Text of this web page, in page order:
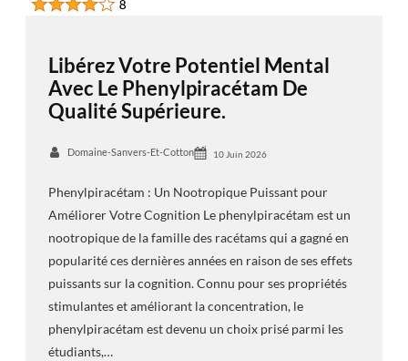
Libérez Votre Potentiel Mental
Avec Le Phenylpiracétam De
Qualité Supérieure.
Domaine-Sanvers-Et-Cotton 10 Juin 2026
Phenylpiracétam : Un Nootropique Puissant pour
Améliorer Votre Cognition Le phenylpiracétam est un
nootropique de la famille des racétams qui a gagné en
popularité ces dernières années en raison de ses effets
puissants sur la cognition. Connu pour ses propriétés
stimulantes et améliorant la concentration, le
phenylpiracétam est devenu un choix prisé parmi les
étudiants,…